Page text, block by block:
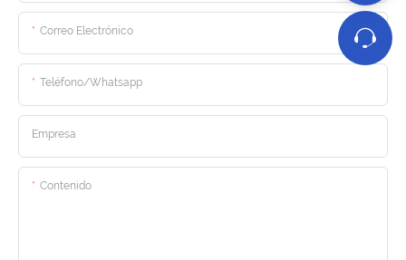
Correo Electrónico
Teléfono/whatsapp
Empresa
Contenido